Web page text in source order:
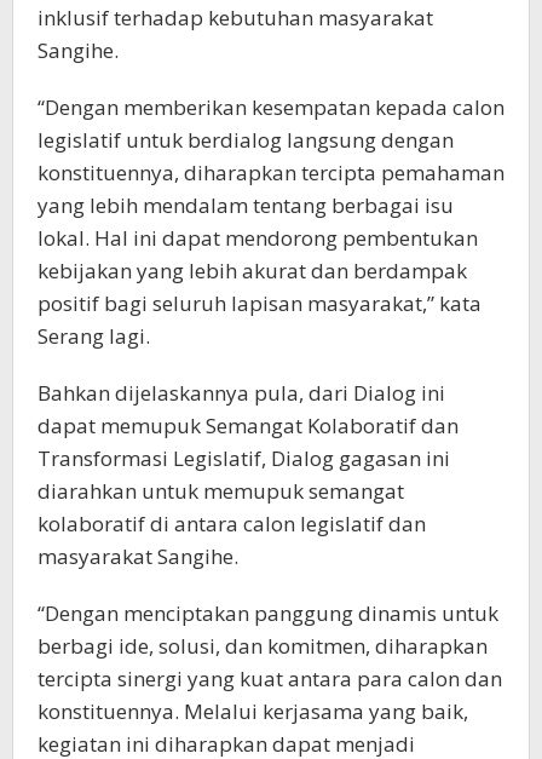
inklusif terhadap kebutuhan masyarakat
Sangihe.
“Dengan memberikan kesempatan kepada calon
legislatif untuk berdialog langsung dengan
konstituennya, diharapkan tercipta pemahaman
yang lebih mendalam tentang berbagai isu
lokal. Hal ini dapat mendorong pembentukan
kebijakan yang lebih akurat dan berdampak
positif bagi seluruh lapisan masyarakat,” kata
Serang lagi.
Bahkan dijelaskannya pula, dari Dialog ini
dapat memupuk Semangat Kolaboratif dan
Transformasi Legislatif, Dialog gagasan ini
diarahkan untuk memupuk semangat
kolaboratif di antara calon legislatif dan
masyarakat Sangihe.
“Dengan menciptakan panggung dinamis untuk
berbagi ide, solusi, dan komitmen, diharapkan
tercipta sinergi yang kuat antara para calon dan
konstituennya. Melalui kerjasama yang baik,
kegiatan ini diharapkan dapat menjadi